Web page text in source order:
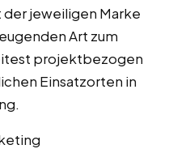
der jeweiligen Marke
Art zum
projektbezogen
Einsatzorten in